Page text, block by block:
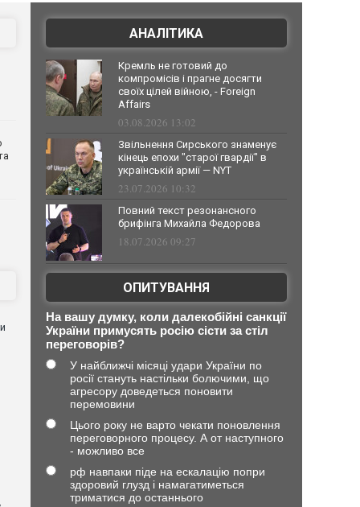
АНАЛІТИКА
Кремль не готовий до
компромісів і прагне досягти
своїх цілей війною, - Foreign
Affairs
03.08.2026 13:02
Звільнення Сирського знаменує
кінець епохи "старої гвардії" в
українській армії — NYT
23.07.2026 10:32
Повний текст резонансного
брифінга Михайла Федорова
18.07.2026 09:27
ОПИТУВАННЯ
На вашу думку, коли далекобійні санкції
України примусять росію сісти за стіл
переговорів?
У найближчі місяці удари України по
росії стануть настільки болючими, що
агресору доведеться поновити
перемовини
Цього року не варто чекати поновлення
переговорного процесу. А от наступного
- можливо все
рф навпаки піде на ескалацію попри
здоровий глузд і намагатиметься
триматися до останнього